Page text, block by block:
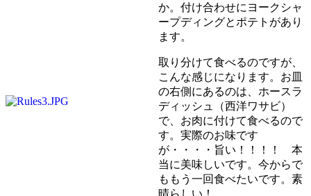
か。付け合わせにヨークシャ
ープディングとポテトがあり
ます。
取り分けて食べるのですが、
こんな感じになります。お皿
の右側にあるのは、ホースラ
ディッシュ（西洋ワサビ）
で、お肉に付けて食べるので
す。実際のお味です
が・・・・旨い！！！！ 本
当に美味しいです。今からで
ももう一回食べたいです。素
晴らしい！